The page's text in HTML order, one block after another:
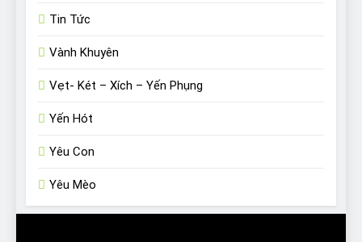
Tin Tức
Vành Khuyên
Vẹt- Két – Xích – Yến Phụng
Yến Hót
Yêu Con
Yêu Mèo